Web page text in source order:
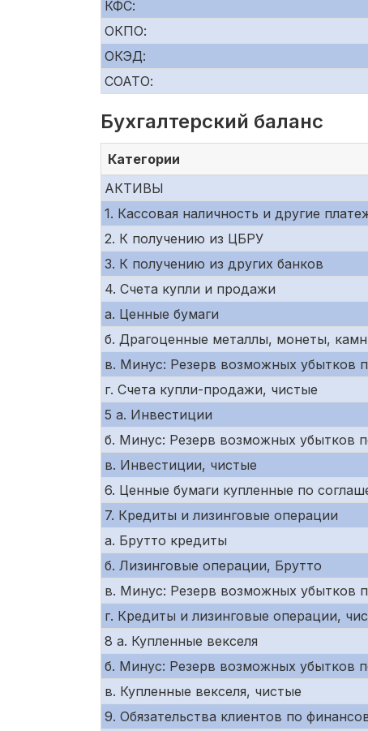
КФС:
ОКПО:
ОКЭД:
СОАТО:
Бухгалтерский баланс
Категории
АКТИВЫ
1. Кассовая наличность и другие
2. К получению из ЦБРУ
3. К получению из других банков
4. Счета купли и продажи
а. Ценные бумаги
б. Драгоценные металлы, монеты,
в. Минус: Резерв возможных убытков
г. Счета купли-продажи, чистые
5 а. Инвестиции
б. Минус: Резерв возможных убытков
в. Инвестиции, чистые
6. Ценные бумаги купленные по
7. Кредиты и лизинговые операции
а. Брутто кредиты
б. Лизинговые операции, Брутто
в. Минус: Резерв возможных убытков
г. Кредиты и лизинговые операции,
8 а. Купленные векселя
б. Минус: Резерв возможных убытков
в. Купленные векселя, чистые
9. Обязательства клиентов по